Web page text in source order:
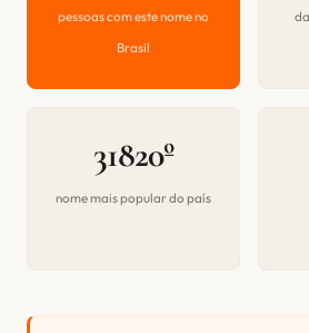
pessoas com este nome no
Brasil
31820º
nome mais popular do país